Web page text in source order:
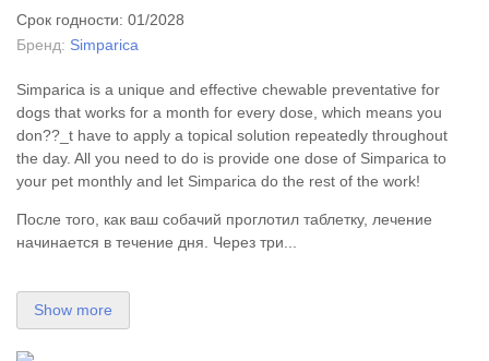
Срок годности: 01/2028
Бренд: Simparica
Simparica is a unique and effective chewable preventative for
dogs that works for a month for every dose, which means you
don??_t have to apply a topical solution repeatedly throughout
the day. All you need to do is provide one dose of Simparica to
your pet monthly and let Simparica do the rest of the work!
После того, как ваш собачий проглотил таблетку, лечение
начинается в течение дня. Через три...
Show more